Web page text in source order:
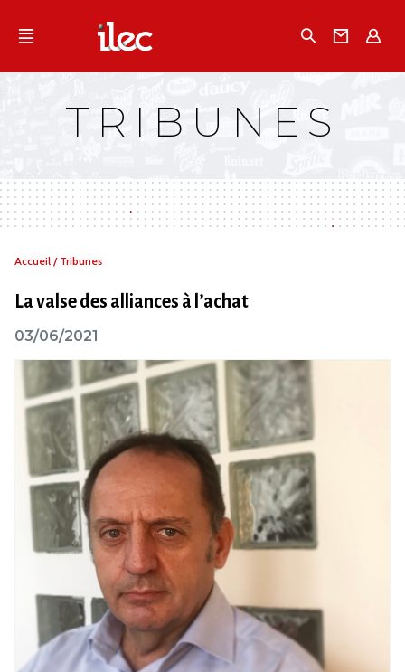
Qu'est-ce que l’Ilec
Campagnes multimarques
TRIBUNES
Vous
Accueil / Tribunes
La valse des alliances à l’achat
03/06/2021